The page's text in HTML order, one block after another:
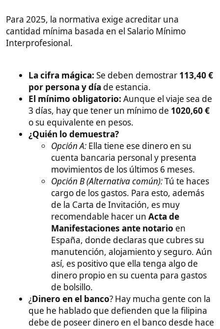
o su equivalente en pesos.
¿Quién lo demuestra?
Opción A: Ella tiene ese dinero en su
cuenta bancaria personal y presenta
cargo de los gastos. Para esto, además
de la Carta de Invitación, es muy
recomendable hacer unActa de
Manifestaciones ante notarioen
España, donde declaras que cubres su
manutención, alojamiento y seguro. Aún
así, es positivo que ella tenga algo de
dinero propio en su cuenta para gastos
de bolsillo.
Dinero en el banco? Hay mucha gente con la
que he hablado que defienden que la filipina
debe de poseer dinero en el banco desde hace
tiempo (unos dicen 3000€, otros hablan de
15000€), y que debe de tener movimientos,
aunque parece que esto empieza a ser menos
importante, ya que si la pareja Española abala
los gastos ante notario parece ser que es
suficiente ahora (Antes no).
2. Alojamiento: Carta de Invitación
vs. Hotel​
Tienes dos formas de justificar dónde dormirá: